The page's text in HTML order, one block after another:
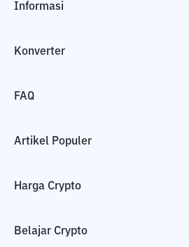
Informasi
Konverter
FAQ
Artikel Populer
Harga Crypto
Belajar Crypto